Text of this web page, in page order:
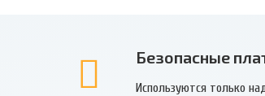
Безопасные
Используются только